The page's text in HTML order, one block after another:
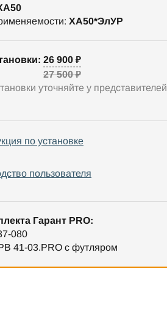
XA50*ЭлУР
26 900 ₽
27 500 ₽
уточняйте у
по установке
пользователя
Гарант PRO:
080
41-03.PRO с футляром